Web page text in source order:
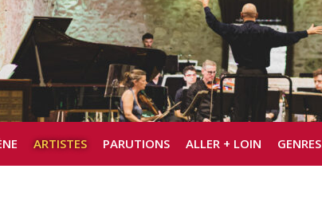
ARTISTES PARUTIONS ALLER + LOIN GENRES